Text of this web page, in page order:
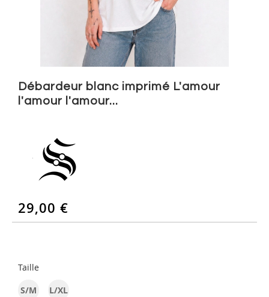
the
beginning
gallery
Débardeur blanc imprimé L'amour
l'amour l'amour...
29,00 €
Taille
S/M
L/XL